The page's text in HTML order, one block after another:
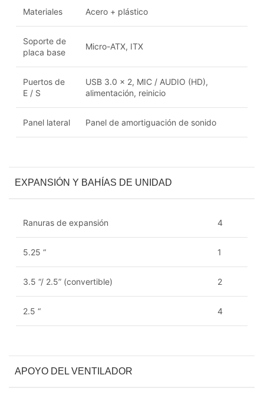
Materiales Acero + plástico
Soporte de
placa base
Micro-ATX, ITX
Puertos de
E / S
USB 3.0 x 2, MIC / AUDIO (HD),
alimentación, reinicio
Panel lateral Panel de amortiguación de sonido
EXPANSIÓN Y BAHÍAS DE UNIDAD
Ranuras de expansión 4
5.25 “ 1
3.5 “/ 2.5” (convertible) 2
2.5 “ 4
APOYO DEL VENTILADOR